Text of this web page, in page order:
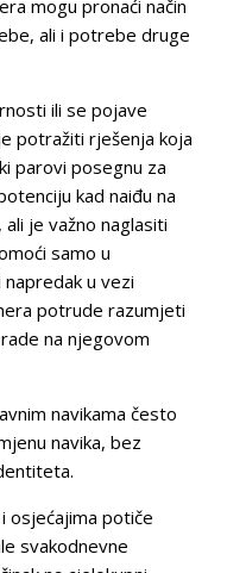
mogu pronaći način
ali i potrebe druge
ili se pojave
potražiti rješenja koja
parovi posegnu za
kad naiđu na
je važno naglasiti
samo u
u vezi
potrude razumjeti
na njegovom
navikama često
navika, bez
osjećajima potiče
svakodnevne